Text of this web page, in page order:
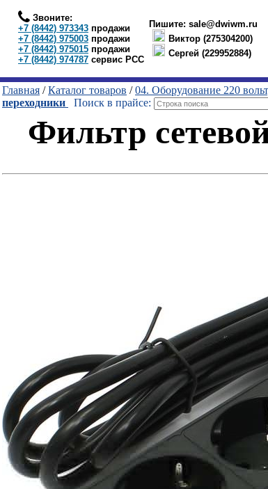
Звоните:
+7 (8442) 973343 продажи
+7 (8442) 975003 продажи
+7 (8442) 975015 продажи
+7 (8442) 974787 сервис РСС
Пишите: sale@dwiwm.ru
Виктор (275304200)
Сергей (229952884)
Главная /Каталог товаров /04. Оборудование 220
переходники
Поиск в прайсе:
Фильтр